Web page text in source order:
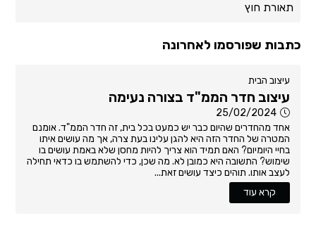
תאורת חוץ
כתבות שפורסמו לאחרונה
עיצוב הבית
עיצוב חדר הממ"ד בצורה נעימה
25/02/2024
אחד מהחדרים שהיום כבר יש כמעט בכל בית, זה חדר הממ"ד. אומנם
המטרה של החדר הזה היא להגן עלינו בעת צרה, אך מה עושים איתו
בחיי היומיום? האם תמיד הוא צריך להיות מחסן שלא באמת עושים בו
שימוש? התשובה היא כמובן לא. מה שכן, כדי להשתמש בו כדאי תחילה
לעצב אותו. תוהים כיצד עושים זאת...
קרא עוד